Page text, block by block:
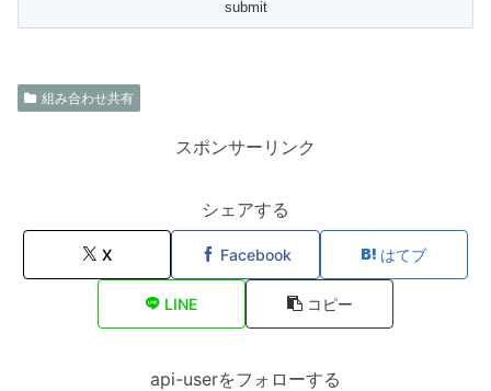
組み合わせ共有
スポンサーリンク
シェアする
X Facebook はてブ
LINE コピー
api-userをフォローする